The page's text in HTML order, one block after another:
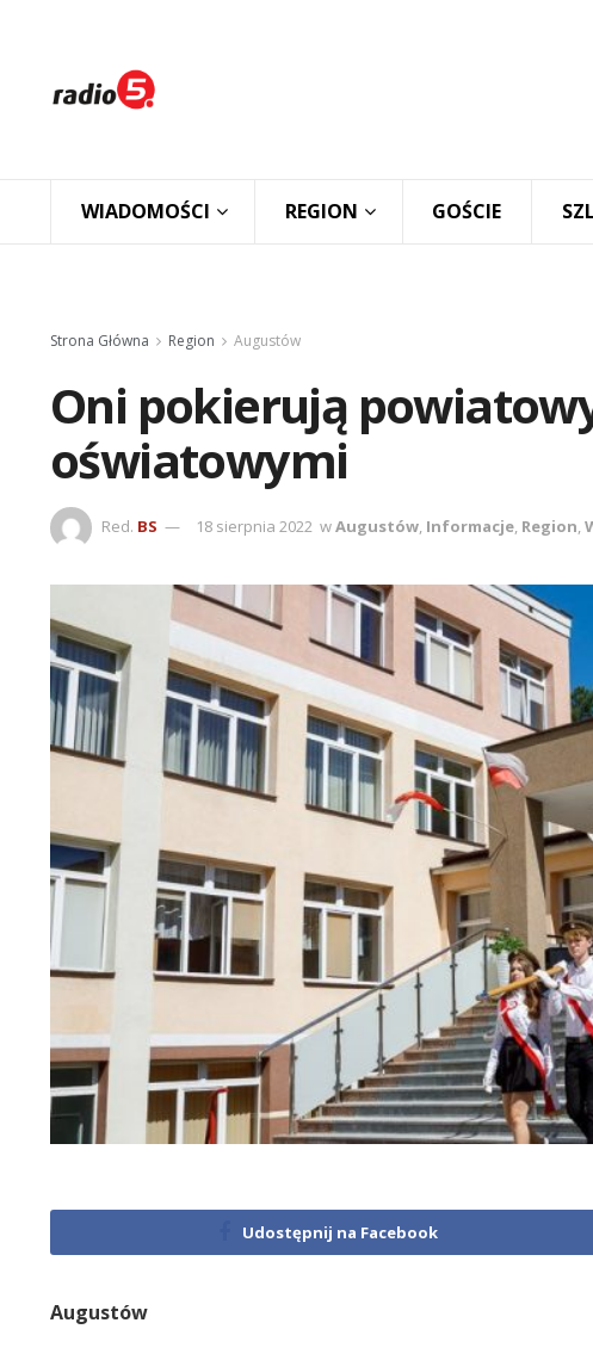
WIADOMOŚCI REGION GOŚCIE
Strona Główna Region Augustów
Oni pokierują
oświatowymi
Red. BS 18 sierpnia 2022 wAugustów, Informacje, Region,
Udostępnij na Facebook
Augustów